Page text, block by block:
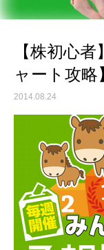
【株初心
ャート攻略
2014.08.24